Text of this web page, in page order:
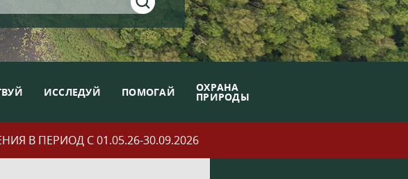
ИССЛЕДУЙ ПОМОГАЙ ОХРАНА
ПРИРОДЫ
В ПЕРИОД С 01.05.26-30.09.2026